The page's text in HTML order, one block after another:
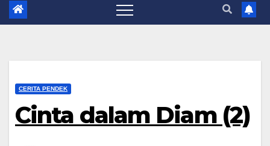
CERITA PENDEK
Cinta dalam Diam (2)